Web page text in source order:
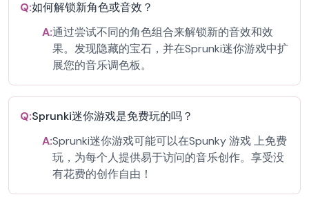
Q:如何解锁新角色或音效？
A:通过尝试不同的角色组合来解锁新的音效和效
果。发现隐藏的宝石，并在Sprunki迷你游戏中扩
展您的音乐调色板。
Q:Sprunki迷你游戏是免费玩的吗？
A:Sprunki迷你游戏可能可以在Spunky 游戏 上免费
玩，为每个人提供易于访问的音乐创作。享受没
有花费的创作自由！